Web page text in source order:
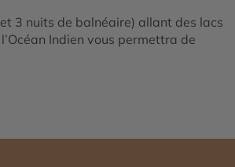
3 nuits de balnéaire) allant des lacs
Indien vous permettra de